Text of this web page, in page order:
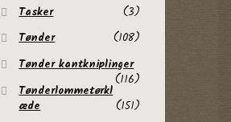
Tasker
(3)
Tønder
(108)
Tønder kantkniplinger
(116)
Tønderlommetørkl
æde
(151)